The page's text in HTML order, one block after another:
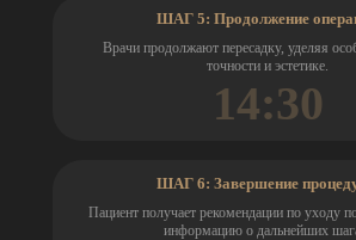
ШАГ 5: Продолжение
Врачи продолжают пересадку, уделяя
точности и эстетике.
14:30
ШАГ 6: Завершение
Пациент получает рекомендации по уходу
информацию о дальнейших